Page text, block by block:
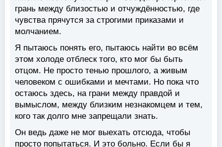
грань между близостью и отчуждённостью, где
чувства прячутся за строгими приказами и
молчанием.
Я пытаюсь понять его, пытаюсь найти во всём
этом холоде отблеск того, кто мог бы быть
отцом. Не просто тенью прошлого, а живым
человеком с ошибками и мечтами. Но пока что
остаюсь здесь, на грани между правдой и
вымыслом, между близким незнакомцем и тем,
кого так долго мне запрещали знать.
Он ведь даже не мог выехать отсюда, чтобы
просто попытаться. И это больно. Если бы я